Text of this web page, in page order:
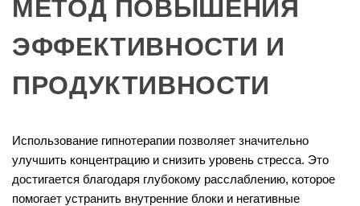
МЕТОД ПОВЫШЕНИЯ
ЭФФЕКТИВНОСТИ И
ПРОДУКТИВНОСТИ
Использование гипнотерапии позволяет значительно
улучшить концентрацию и снизить уровень стресса. Это
достигается благодаря глубокому расслаблению, которое
помогает устранить внутренние блоки и негативные